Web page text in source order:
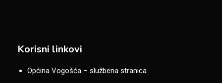
Korisni linkovi
Općina Vogošća – službena stranica